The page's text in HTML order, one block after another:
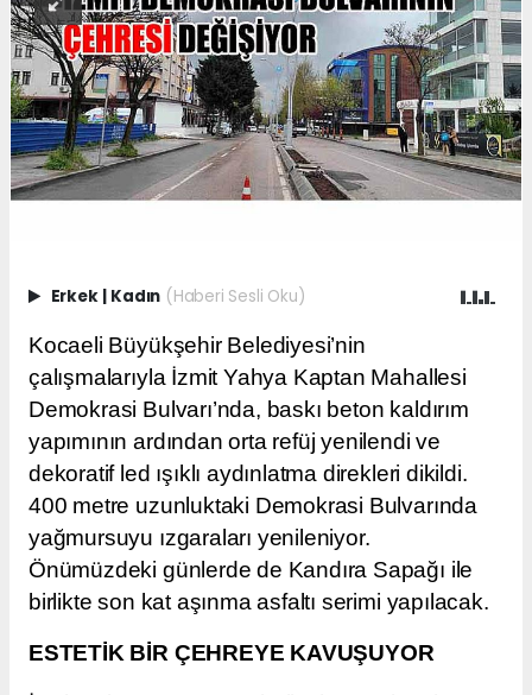
Erkek | Kadın (Haberi Sesli Oku)
Kocaeli Büyükşehir Belediyesi’nin
çalışmalarıyla İzmit Yahya Kaptan Mahallesi
Demokrasi Bulvarı’nda, baskı beton kaldırım
yapımının ardından orta refüj yenilendi ve
dekoratif led ışıklı aydınlatma direkleri dikildi.
400 metre uzunluktaki Demokrasi Bulvarında
yağmursuyu ızgaraları yenileniyor.
Önümüzdeki günlerde de Kandıra Sapağı ile
birlikte son kat aşınma asfaltı serimi yapılacak.
ESTETİK BİR ÇEHREYE KAVUŞUYOR